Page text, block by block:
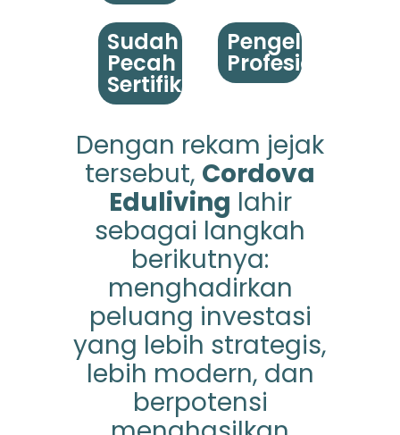
Sudah
Pecah
Sertifikat
Pengelolaan
Profesional
Dengan rekam jejak
tersebut, Cordova
Eduliving lahir
sebagai langkah
berikutnya:
menghadirkan
peluang investasi
yang lebih strategis,
lebih modern, dan
berpotensi